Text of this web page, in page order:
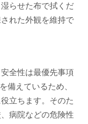
らせた布で拭くだ
れた外観を維持で
全性は最優先事項
備えているため、
立ちます。そのた
病院などの危険性